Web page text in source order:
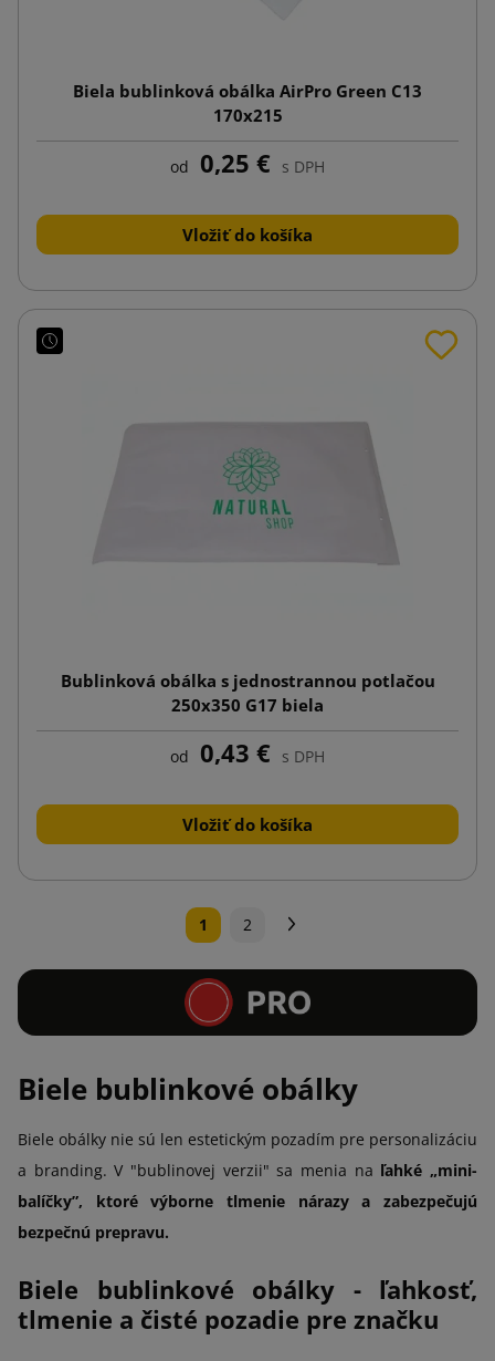
Biela bublinková obálka AirPro Green C13
170x215
od 0,25 € s DPH
Vložiť do košíka
Bublinková obálka s jednostrannou potlačou
250x350 G17 biela
od 0,43 € s DPH
Vložiť do košíka
1 2
Biele bublinkové obálky
Biele obálky nie sú len estetickým pozadím pre personalizáciu
a branding. V "bublinovej verzii" sa menia na ľahké „mini-
balíčky”, ktoré výborne tlmenie nárazy a zabezpečujú
bezpečnú prepravu.
Biele bublinkové obálky - ľahkosť,
tlmenie a čisté pozadie pre značku